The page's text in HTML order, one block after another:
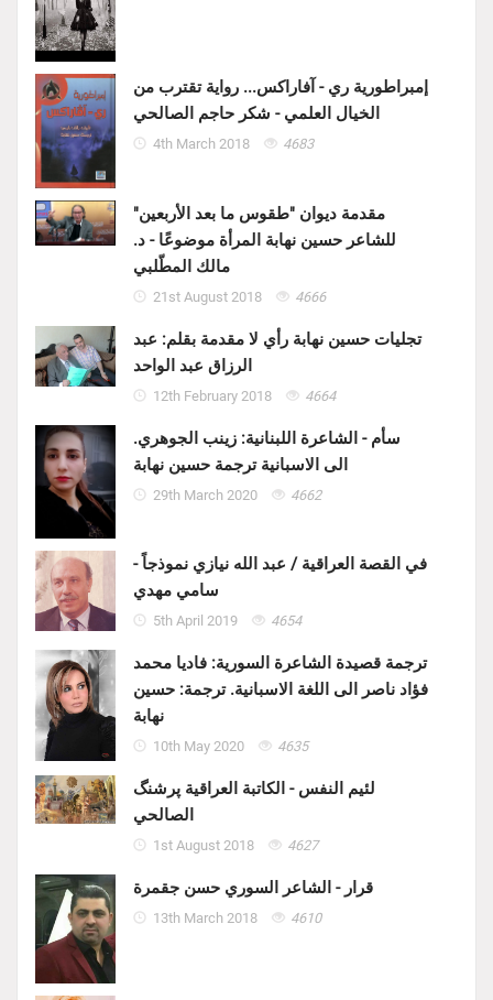
إمبراطورية ري - آفاراكس... رواية تقترب من
الخيال العلمي - شكر حاجم الصالحي
4th March 2018 4683
مقدمة ديوان "طقوس ما بعد الأربعين"
للشاعر حسين نهابة المرأة موضوعًا - د.
مالك المطّلبي
21st August 2018 4666
تجليات حسين نهابة رأي لا مقدمة بقلم: عبد
الرزاق عبد الواحد
12th February 2018 4664
سأم - الشاعرة اللبنانية: زينب الجوهري.
الى الاسبانية ترجمة حسين نهابة
29th March 2020 4662
في القصة العراقية / عبد الله نيازي نموذجاً -
سامي مهدي
5th April 2019 4654
ترجمة قصيدة الشاعرة السورية: فاديا محمد
فؤاد ناصر الى اللغة الاسبانية. ترجمة: حسين
نهابة
10th May 2020 4635
لئيم النفس - الكاتبة العراقية پرشنگ
الصالحي
1st August 2018 4627
قرار - الشاعر السوري حسن جقمرة
13th March 2018 4610